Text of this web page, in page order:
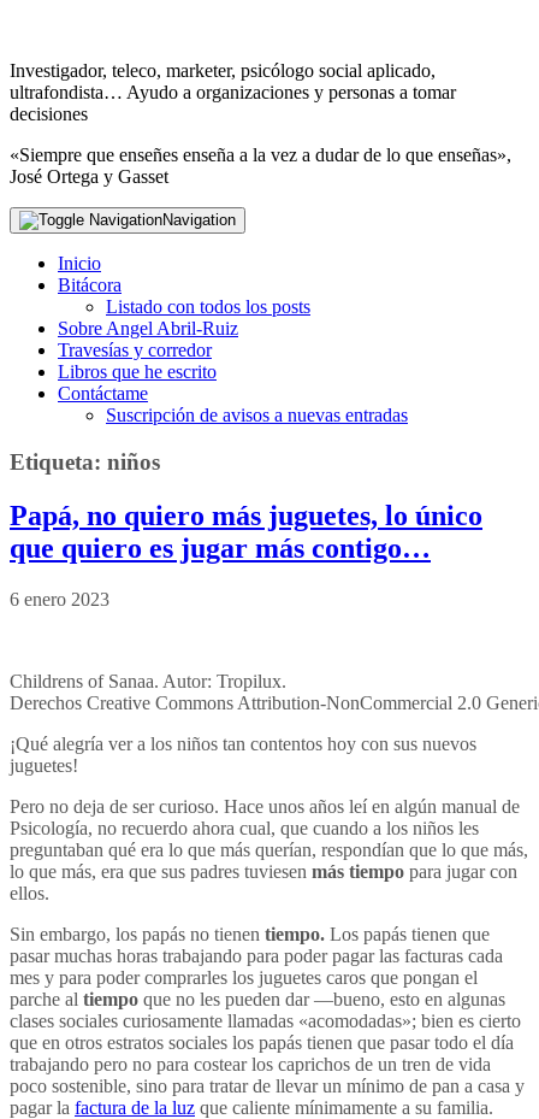
Investigador, teleco, marketer, psicólogo social aplicado,
ultrafondista… Ayudo a organizaciones y personas a tomar
decisiones
«Siempre que enseñes enseña a la vez a dudar de lo que enseñas»,
José Ortega y Gasset
Navigation
Inicio
Bitácora
Listado con todos los posts
Sobre Angel Abril-Ruiz
Travesías y corredor
Libros que he escrito
Contáctame
Suscripción de avisos a nuevas entradas
Etiqueta: niños
Papá, no quiero más juguetes, lo único
que quiero es jugar más contigo…
6 enero 2023
Childrens of Sanaa. Autor: Tropilux.
Derechos Creative Commons Attribution-NonCommercial 2.0
¡Qué alegría ver a los niños tan contentos hoy con sus nuevos
juguetes!
Pero no deja de ser curioso. Hace unos años leí en algún manual de
Psicología, no recuerdo ahora cual, que cuando a los niños les
preguntaban qué era lo que más querían, respondían que lo que más,
lo que más, era que sus padres tuviesen más tiempo para jugar con
ellos.
Sin embargo, los papás no tienen tiempo. Los papás tienen que
pasar muchas horas trabajando para poder pagar las facturas cada
mes y para poder comprarles los juguetes caros que pongan el
parche al tiempo que no les pueden dar —bueno, esto en algunas
clases sociales curiosamente llamadas «acomodadas»; bien es cierto
que en otros estratos sociales los papás tienen que pasar todo el día
trabajando pero no para costear los caprichos de un tren de vida
poco sostenible, sino para tratar de llevar un mínimo de pan a casa y
pagar la factura de la luz que caliente mínimamente a su familia.